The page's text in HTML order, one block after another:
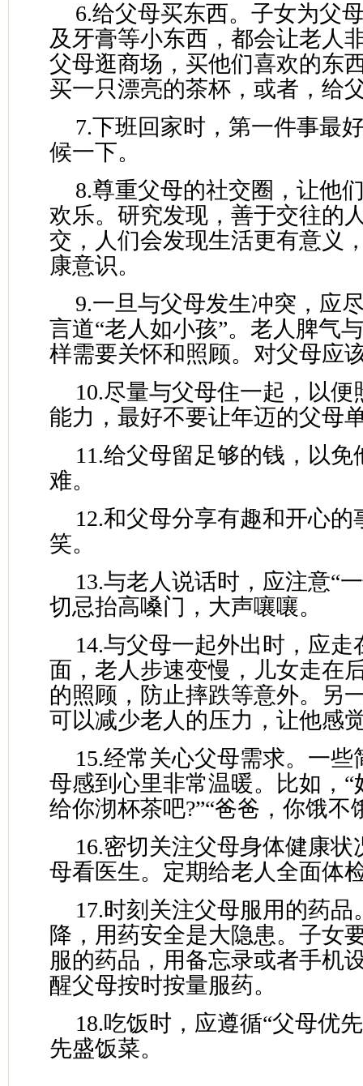
6.给父母买东西。子女为父
及牙膏等小东西，都会让老人
父母逛商场，买他们喜欢的东
买一只漂亮的茶杯，或者，给
7.下班回家时，第一件事最
候一下。
8.尊重父母的社交圈，让他
欢乐。研究发现，善于交往的
交，人们会发现生活更有意义
康意识。
9.一旦与父母发生冲突，应
言道“老人如小孩”。老人脾气
样需要关怀和照顾。对父母应
10.尽量与父母住一起，以
能力，最好不要让年迈的父母
11.给父母留足够的钱，以
难。
12.和父母分享有趣和开心
笑。
13.与老人说话时，应注意“
切忌抬高嗓门，大声嚷嚷。
14.与父母一起外出时，应
面，老人步速变慢，儿女走在
的照顾，防止摔跌等意外。另
可以减少老人的压力，让他感
15.经常关心父母需求。一
母感到心里非常温暖。比如，“
给你沏杯茶吧?”“爸爸，你饿不
16.密切关注父母身体健康
母看医生。定期给老人全面体
17.时刻关注父母服用的药
降，用药安全是大隐患。子女
服的药品，用备忘录或者手机
醒父母按时按量服药。
18.吃饭时，应遵循“父母优
先盛饭菜。